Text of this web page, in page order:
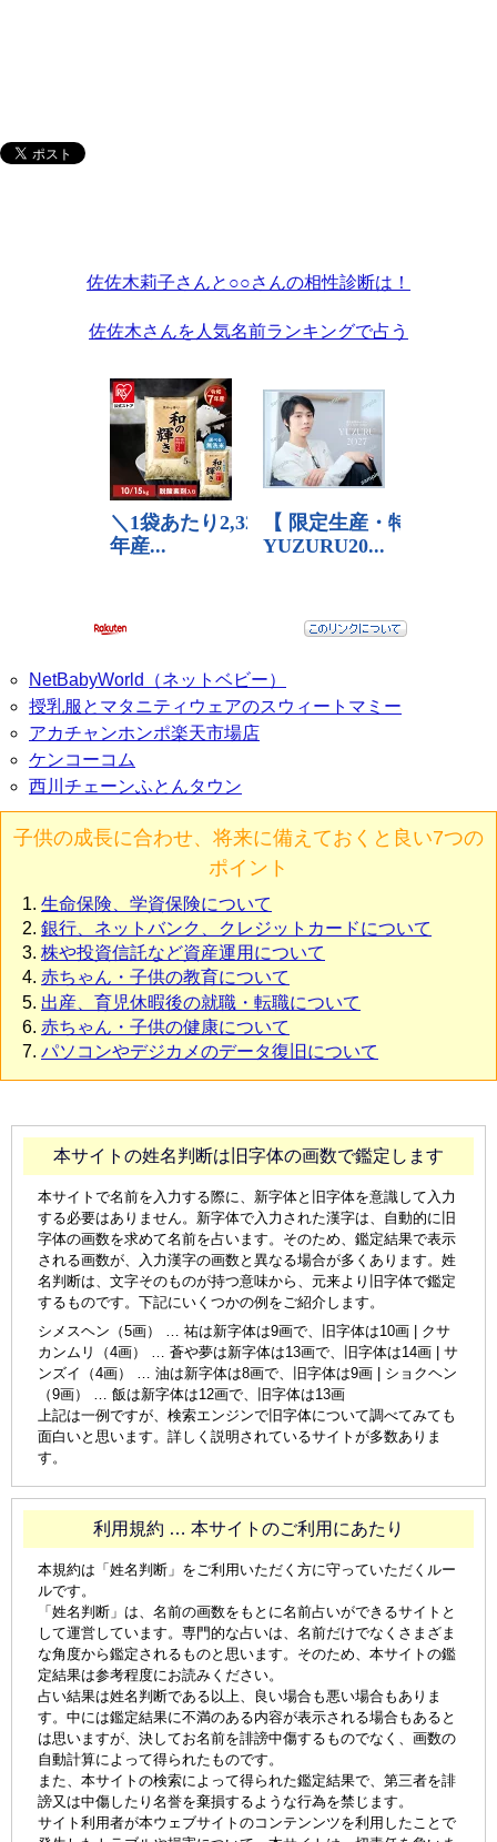
佐佐木莉子さんと○○さんの相性診断は！
佐佐木さんを人気名前ランキングで占う
NetBabyWorld（ネットベビー）
授乳服とマタニティウェアのスウィートマミー
アカチャンホンポ楽天市場店
ケンコーコム
西川チェーンふとんタウン
子供の成長に合わせ、将来に備えておくと良い7つの
ポイント
生命保険、学資保険について
銀行、ネットバンク、クレジットカードについて
株や投資信託など資産運用について
赤ちゃん・子供の教育について
出産、育児休暇後の就職・転職について
赤ちゃん・子供の健康について
パソコンやデジカメのデータ復旧について
本サイトの姓名判断は旧字体の画数で鑑定します
本サイトで名前を入力する際に、新字体と旧字体を意識して入力
する必要はありません。新字体で入力された漢字は、自動的に旧
字体の画数を求めて名前を占います。そのため、鑑定結果で表示
される画数が、入力漢字の画数と異なる場合が多くあります。姓
名判断は、文字そのものが持つ意味から、元来より旧字体で鑑定
するものです。下記にいくつかの例をご紹介します。
シメスヘン（5画） … 祐は新字体は9画で、旧字体は10画 | クサ
カンムリ（4画） … 蒼や夢は新字体は13画で、旧字体は14画 | サ
ンズイ（4画） … 油は新字体は8画で、旧字体は9画 | ショクヘン
（9画） … 飯は新字体は12画で、旧字体は13画
上記は一例ですが、検索エンジンで旧字体について調べてみても
面白いと思います。詳しく説明されているサイトが多数ありま
す。
利用規約 … 本サイトのご利用にあたり
本規約は「姓名判断」をご利用いただく方に守っていただくルー
ルです。
「姓名判断」は、名前の画数をもとに名前占いができるサイトと
して運営しています。専門的な占いは、名前だけでなくさまざま
な角度から鑑定されるものと思います。そのため、本サイトの鑑
定結果は参考程度にお読みください。
占い結果は姓名判断である以上、良い場合も悪い場合もありま
す。中には鑑定結果に不満のある内容が表示される場合もあると
は思いますが、決してお名前を誹謗中傷するものでなく、画数の
自動計算によって得られたものです。
また、本サイトの検索によって得られた鑑定結果で、第三者を誹
謗又は中傷したり名誉を棄損するような行為を禁じます。
サイト利用者が本ウェブサイトのコンテンンツを利用したことで